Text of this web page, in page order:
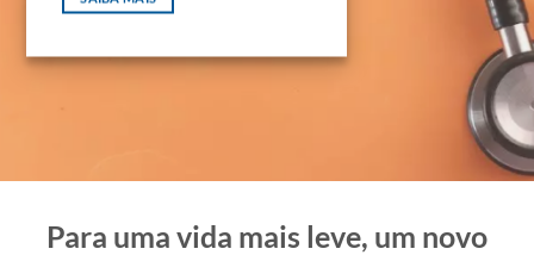
Para uma vida mais leve, um novo